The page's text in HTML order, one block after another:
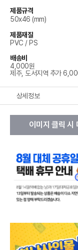
제품규격
50x46 (mm)
제품재질
PVC / PS
배송비
4,000원
제주, 도서지역 추가
상세정보
이미지 클릭 시